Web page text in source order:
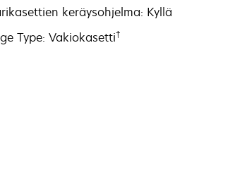
keräysohjelma: Kyllä
Type: Vakiokasetti†